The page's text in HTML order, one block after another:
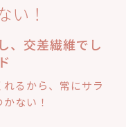
い！
、交差繊維でし
るから、常にサラ
ない！